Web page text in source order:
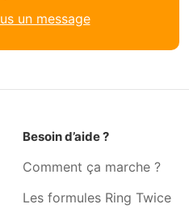
Garde chien Eghezée
Garde chien Glimes
Garde chien Oreye
Garde chien Horion-
un message
Besoin d’aide ?
Comment ça marche ?
Les formules Ring Twice